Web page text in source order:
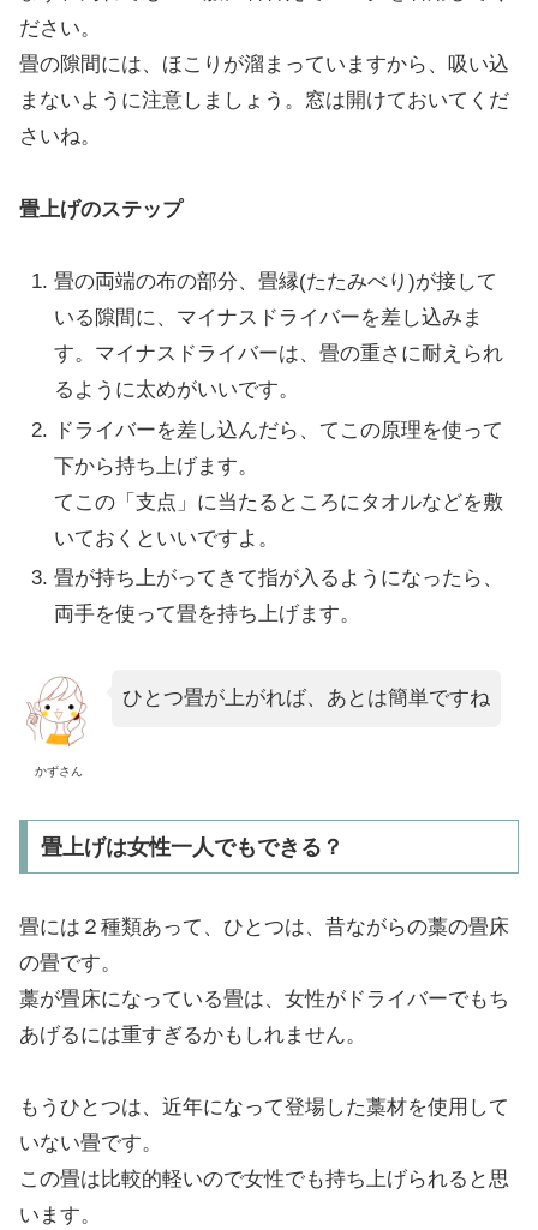
ださい。
畳の隙間には、ほこりが溜まっていますから、吸い込
まないように注意しましょう。窓は開けておいてくだ
さいね。
畳上げのステップ
畳の両端の布の部分、畳縁(たたみべり)が接して
いる隙間に、マイナスドライバーを差し込みま
す。 マイナスドライバーは、畳の重さに耐えられ
るように太めがいいです。
ドライバーを差し込んだら、てこの原理を使って
下から持ち上げます。
てこの「支点」に当たるところにタオルなどを敷
いておくといいですよ。
畳が持ち上がってきて指が入るようになったら、
両手を使って畳を持ち上げます。
かずさん
ひとつ畳が上がれば、あとは簡単ですね
畳上げは女性一人でもできる？
畳には２種類あって、ひとつは、昔ながらの藁の畳床
の畳です。
藁が畳床になっている畳は、女性がドライバーでもち
あげるには重すぎるかもしれません。
もうひとつは、近年になって登場した藁材を使用して
いない畳です。
この畳は比較的軽いので女性でも持ち上げられると思
います。